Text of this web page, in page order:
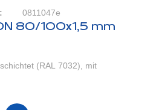
0811047e
80/100x1,5 mm
(RAL 7032), mit